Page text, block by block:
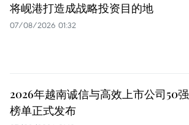
将岘港打造成战略投资目的地
07/08/2026 01:32
2026年越南诚信与高效上市公司50强
榜单正式发布